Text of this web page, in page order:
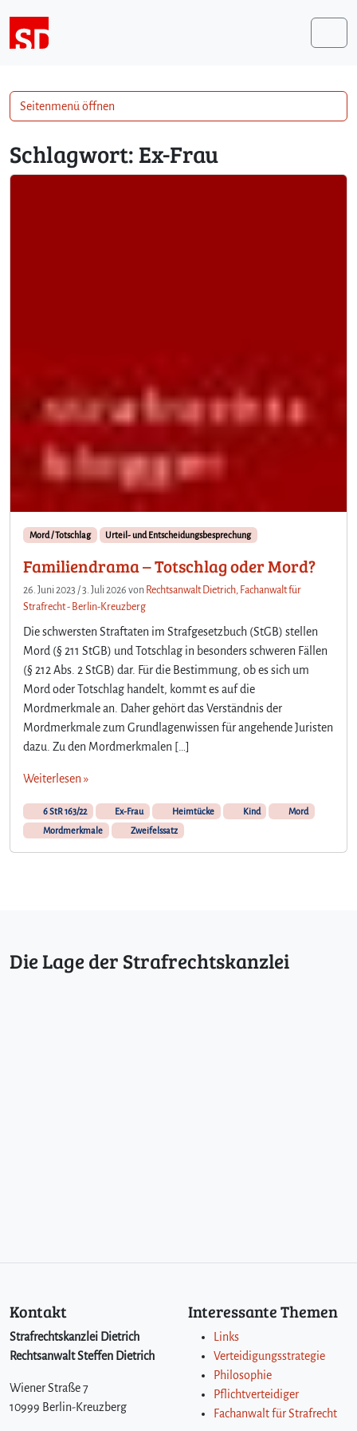
Schlagwort: Ex-Frau
Mord / Totschlag Urteil- und Entscheidungsbesprechung
Familiendrama – Totschlag oder Mord?
26. Juni 2023 /3. Juli 2026 von Rechtsanwalt Dietrich, Fachanwalt für
Strafrecht - Berlin-Kreuzberg
Die schwersten Straftaten im Strafgesetzbuch (StGB) stellen
Mord (§ 211 StGB) und Totschlag in besonders schweren Fällen
(§ 212 Abs. 2 StGB) dar. Für die Bestimmung, ob es sich um
Mord oder Totschlag handelt, kommt es auf die
Mordmerkmale an. Daher gehört das Verständnis der
Mordmerkmale zum Grundlagenwissen für angehende Juristen
dazu. Zu den Mordmerkmalen […]
Weiterlesen »
6 StR 163/22 Ex-Frau Heimtücke Kind
Mord
Mordmerkmale
Zweifelssatz
Seitenmenü öffnen
Die Lage der Strafrechtskanzlei
Kontakt
Strafrechtskanzlei Dietrich
Rechtsanwalt Steffen Dietrich
Wiener Straße 7
10999 Berlin-Kreuzberg
Interessante Themen
Links
Verteidigungsstrategie
Philosophie
Pflichtverteidiger
Fachanwalt für Strafrecht